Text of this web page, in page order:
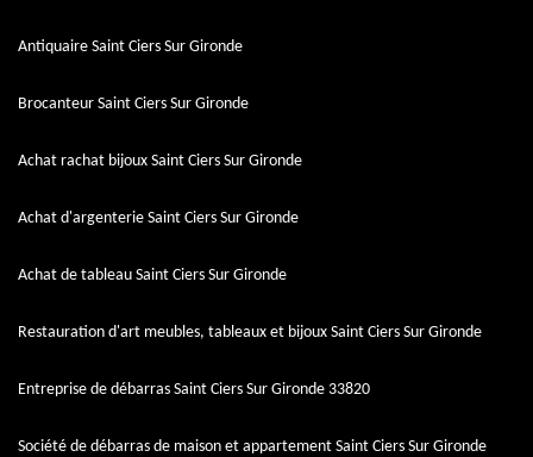
Antiquaire Saint Ciers Sur Gironde
Brocanteur Saint Ciers Sur Gironde
Achat rachat bijoux Saint Ciers Sur Gironde
Achat d'argenterie Saint Ciers Sur Gironde
Achat de tableau Saint Ciers Sur Gironde
Restauration d'art meubles, tableaux et bijoux Saint Ciers Sur Gironde
Entreprise de débarras Saint Ciers Sur Gironde 33820
Société de débarras de maison et appartement Saint Ciers Sur Gironde